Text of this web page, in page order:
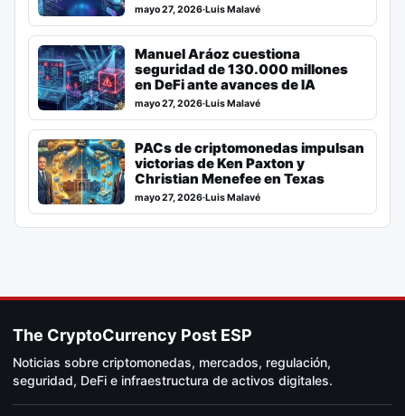
mayo 27, 2026·Luis Malavé
Manuel Aráoz cuestiona
seguridad de 130.000 millones
en DeFi ante avances de IA
mayo 27, 2026·Luis Malavé
PACs de criptomonedas impulsan
victorias de Ken Paxton y
Christian Menefee en Texas
mayo 27, 2026·Luis Malavé
The CryptoCurrency Post ESP
Noticias sobre criptomonedas, mercados, regulación,
seguridad, DeFi e infraestructura de activos digitales.